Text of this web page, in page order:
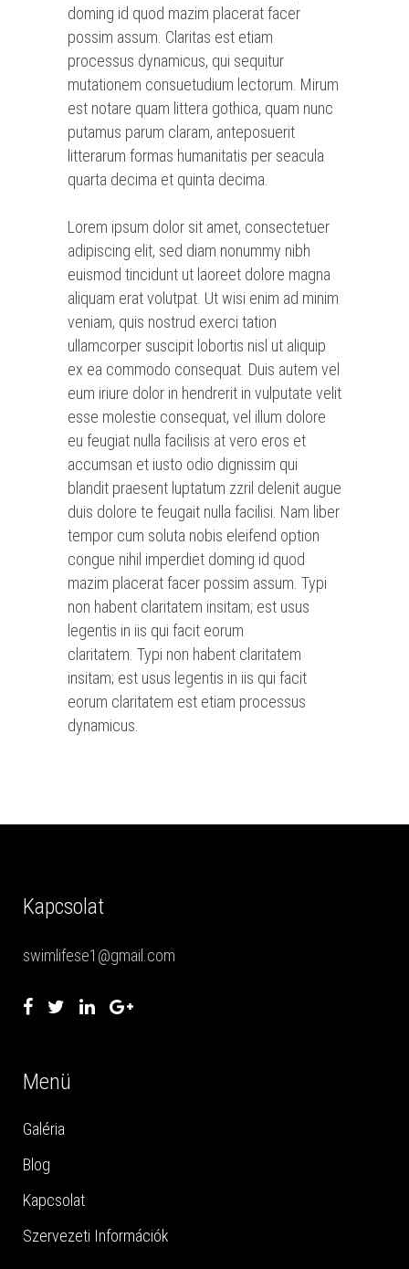
doming id quod mazim placerat facer
possim assum. Claritas est etiam
processus dynamicus, qui sequitur
mutationem consuetudium lectorum. Mirum
est notare quam littera gothica, quam nunc
putamus parum claram, anteposuerit
litterarum formas humanitatis per seacula
quarta decima et quinta decima.
Lorem ipsum dolor sit amet, consectetuer
adipiscing elit, sed diam nonummy nibh
euismod tincidunt ut laoreet dolore magna
aliquam erat volutpat. Ut wisi enim ad minim
veniam, quis nostrud exerci tation
ullamcorper suscipit lobortis nisl ut aliquip
ex ea commodo consequat. Duis autem vel
eum iriure dolor in hendrerit in vulputate velit
esse molestie consequat, vel illum dolore
eu feugiat nulla facilisis at vero eros et
accumsan et iusto odio dignissim qui
blandit praesent luptatum zzril delenit augue
duis dolore te feugait nulla facilisi. Nam liber
tempor cum soluta nobis eleifend option
congue nihil imperdiet doming id quod
mazim placerat facer possim assum. Typi
non habent claritatem insitam; est usus
legentis in iis qui facit eorum
claritatem. Typi non habent claritatem
insitam; est usus legentis in iis qui facit
eorum claritatem est etiam processus
dynamicus.
Kapcsolat
swimlifese1@gmail.com
Menü
Galéria
Blog
Kapcsolat
Szervezeti Információk